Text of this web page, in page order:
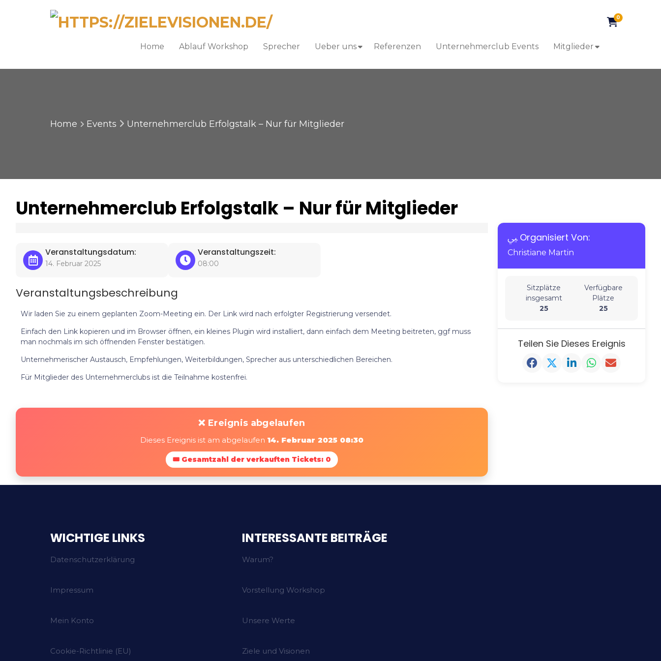
Home Ablauf Workshop Sprecher Ueber uns Referenzen Unternehmerclub Events Mitglieder
0
Home Events Unternehmerclub Erfolgstalk – Nur für Mitglieder
Unternehmerclub Erfolgstalk – Nur für Mitglieder
Veranstaltungsdatum:
14. Februar 2025
Veranstaltungszeit:
08:00
Veranstaltungsbeschreibung
Wir laden Sie zu einem geplanten Zoom-Meeting ein. Der Link wird nach erfolgter Registrierung versendet.
Einfach den Link kopieren und im Browser öffnen, ein kleines Plugin wird installiert, dann einfach dem Meeting beitreten, ggf muss
man nochmals im sich öffnenden Fenster bestätigen.
Unternehmerischer Austausch, Empfehlungen, Weiterbildungen, Sprecher aus unterschiedlichen Bereichen.
Für Mitglieder des Unternehmerclubs ist die Teilnahme kostenfrei.
❌ Ereignis abgelaufen
Dieses Ereignis ist am abgelaufen 14. Februar 2025 08:30
🎟 Gesamtzahl der verkauften Tickets: 0
Organisiert Von:
Christiane Martin
Sitzplätze
insgesamt
25
Verfügbare
Plätze
25
Teilen Sie Dieses Ereignis
WICHTIGE LINKS
Datenschutzerklärung
Impressum
Mein Konto
Cookie-Richtlinie (EU)
INTERESSANTE BEITRÄGE
Warum?
Vorstellung Workshop
Unsere Werte
Ziele und Visionen